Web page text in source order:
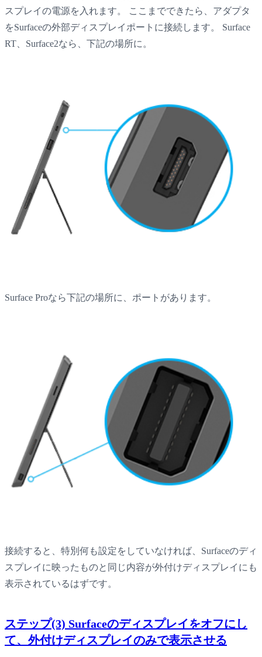
スプレイの電源を入れます。 ここまでできたら、アダプタ
をSurfaceの外部ディスプレイポートに接続します。 Surface
RT、Surface2なら、下記の場所に。
Surface Proなら下記の場所に、ポートがあります。
接続すると、特別何も設定をしていなければ、Surfaceのディ
スプレイに映ったものと同じ内容が外付けディスプレイにも
表示されているはずです。
ステップ(3) Surfaceのディスプレイをオフにし
て、外付けディスプレイのみで表示させる